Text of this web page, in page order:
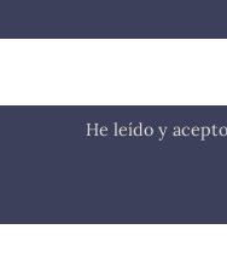
He leído y